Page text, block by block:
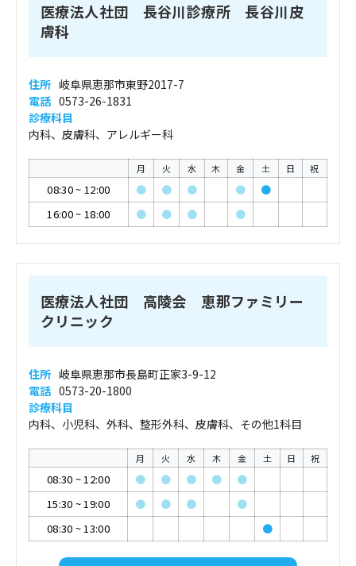
医療法人社団 長谷川診療所 長谷川皮
膚科
住所 岐阜県恵那市東野2017-7
電話 0573-26-1831
診療科目
内科、皮膚科、アレルギー科
月 火 水 木 金 土 日 祝
08:30~ 12:00 ● ● ● ●
●
16:00~ 18:00 ● ● ● ●
医療法人社団 高陵会 恵那ファミリー
クリニック
住所 岐阜県恵那市長島町正家3-9-12
電話 0573-20-1800
診療科目
内科、小児科、外科、整形外科、皮膚科、その他1科目
月 火 水 木 金 土 日 祝
08:30 ~12:00 ● ● ● ●
●
15:30 ~19:00 ● ● ●
●
08:30 ~13:00 ●